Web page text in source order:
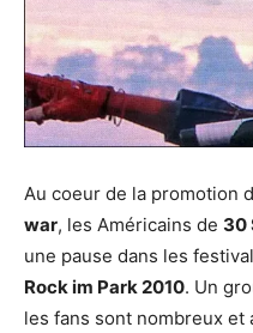
Au coeur de la promotion
war, les Américains de 30
une pause dans les
Rock im Park 2010. Un
les fans sont nombreux